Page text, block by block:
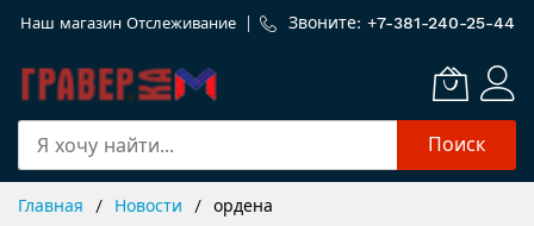
Наш магазин Отслеживание Звоните: +7-381-240-25-44
Поиск
Главная Новости ордена